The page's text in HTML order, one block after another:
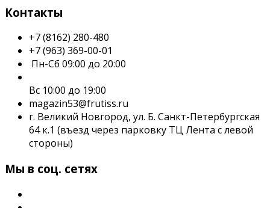
Контакты
+7 (8162) 280-480
+7 (963) 369-00-01
Пн-Сб 09:00 до 20:00
Вс 10:00 до 19:00
magazin53@frutiss.ru
г. Великий Новгород, ул. Б. Санкт-Петербургская
64 к.1 (въезд через парковку ТЦ Лента с левой
стороны)
Мы в соц. сетях